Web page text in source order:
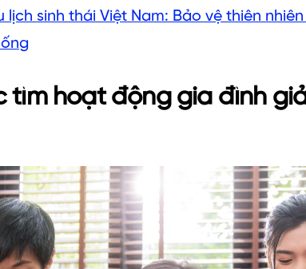
lịch sinh thái Việt Nam: Bảo vệ thiên
tìm hoạt động gia đình